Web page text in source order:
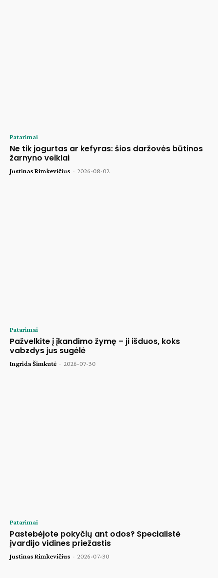
Patarimai
Ne tik jogurtas ar kefyras: šios daržovės būtinos
žarnyno veiklai
Justinas Rimkevičius - 2026-08-02
Patarimai
Pažvelkite į įkandimo žymę – ji išduos, koks
vabzdys jus sugėlė
Ingrida Šimkutė - 2026-07-30
Patarimai
Pastebėjote pokyčių ant odos? Specialistė
įvardijo vidines priežastis
Justinas Rimkevičius - 2026-07-30